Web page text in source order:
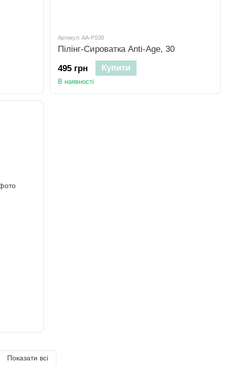
Артикул: AA-PS30
Пілінг-Сироватка Anti-Age, 30
495 грн
Купити
В наявності
Показати всі